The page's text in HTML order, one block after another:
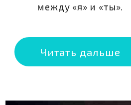
между «я» и «ты».
Читать дальше